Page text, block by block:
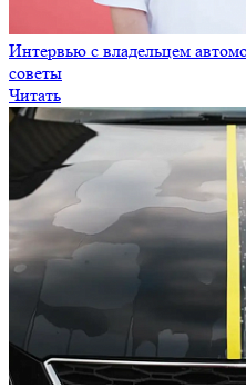
Интервью с владельцем
советы
Читать